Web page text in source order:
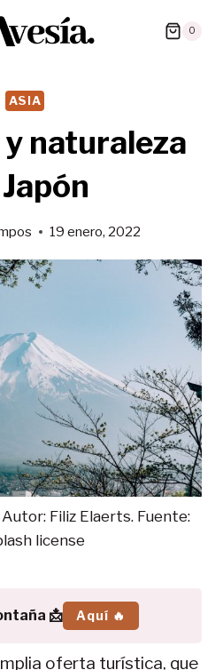
0
ASIA
naturaleza
19 enero, 2022
Filiz Elaerts. Fuente:
license
📩 Aquí 🔥
oferta turística, que